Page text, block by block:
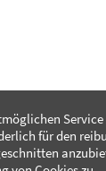
für den